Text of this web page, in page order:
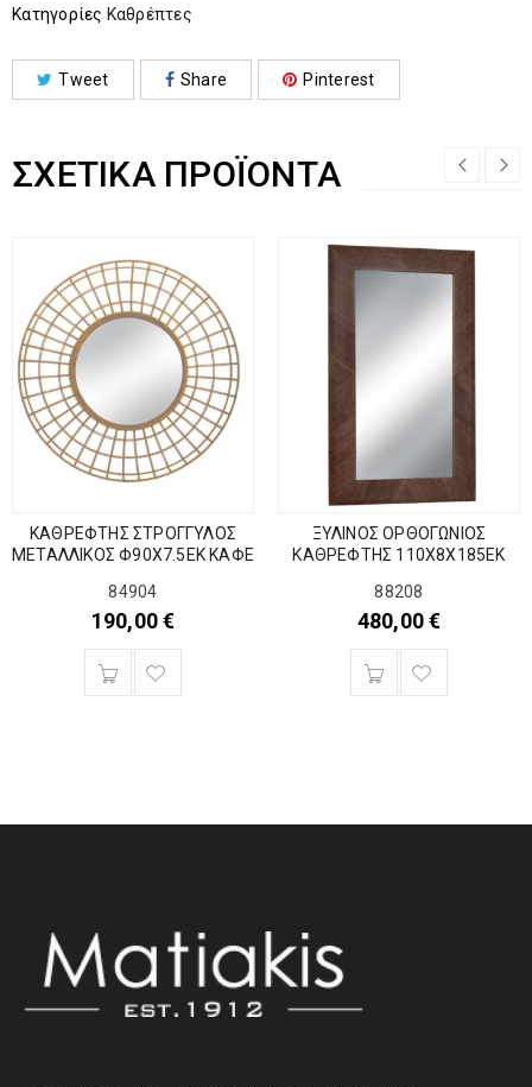
Κατηγορίες Καθρέπτες
Tweet Share Pinterest
ΣΧΕΤΙΚΆ ΠΡΟΪΌΝΤΑ
ΚΑΘΡΕΦΤΗΣ ΣΤΡΟΓΓΥΛΟΣ
ΜΕΤΑΛΛΙΚΟΣ Φ90Χ7.5ΕΚ ΚΑΦΕ
84904
190,00€
ΞΥΛΙΝΟΣ ΟΡΘΟΓΩΝΙΟΣ
ΚΑΘΡΕΦΤΗΣ 110Χ8Χ185ΕΚ
88208
480,00€